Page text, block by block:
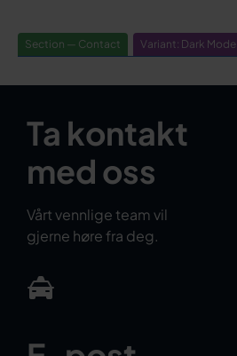
Section — Contact Variant: Dark Mode
Ta kontakt
med oss
Vårt vennlige team vil
gjerne høre fra deg.